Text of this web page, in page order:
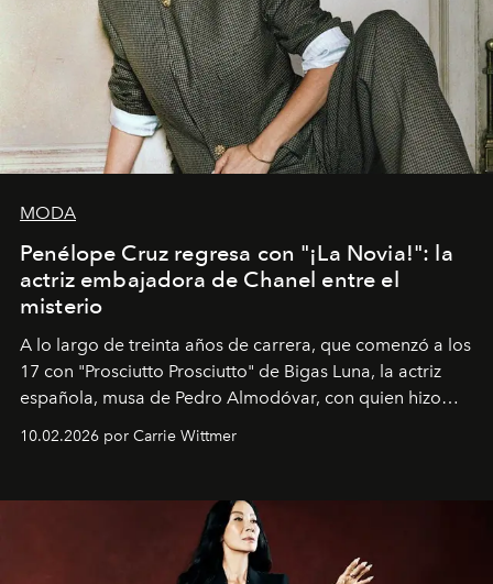
MODA
Penélope Cruz regresa con "¡La Novia!": la
actriz embajadora de Chanel entre el
misterio
A lo largo de treinta años de carrera, que comenzó a los
17 con "Prosciutto Prosciutto" de Bigas Luna, la actriz
española, musa de Pedro Almodóvar, con quien hizo
Barcelona", ha dividido su tiempo entre Europa y
dirigida por Maggie Gyllenhaal.
10.02.2026 por Carrie Wittmer